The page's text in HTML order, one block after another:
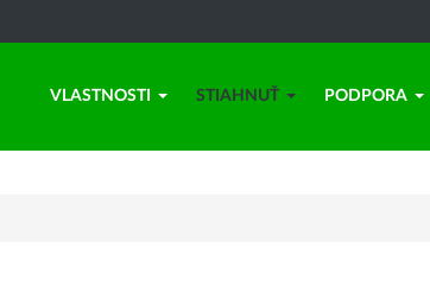
VLASTNOSTI STIAHNUŤ PODPORA